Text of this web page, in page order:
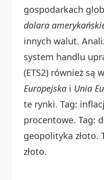
gospodarkach
dolara
innych walut.
system handlu
(ETS2) również są
Europejska i Unia
te rynki. Tag:
procentowe. Tag:
geopolityka złoto.
złoto.